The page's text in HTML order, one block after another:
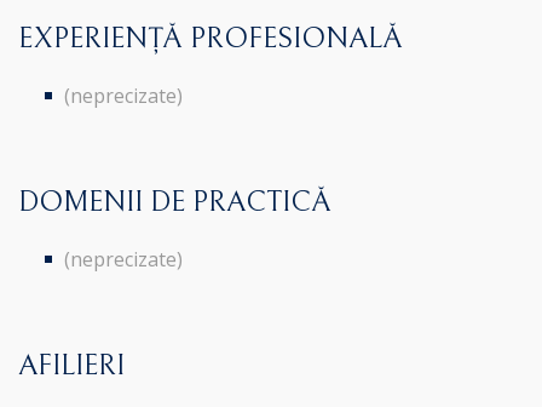
EXPERIENȚĂ PROFESIONALĂ
(neprecizate)
DOMENII DE PRACTICĂ
(neprecizate)
AFILIERI